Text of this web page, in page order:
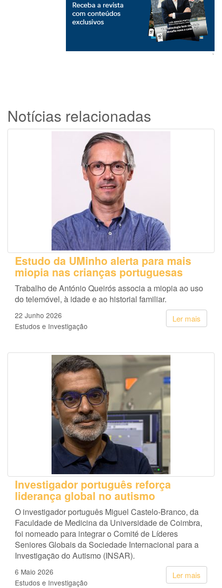
`
Notícias relacionadas
Estudo da UMinho alerta para mais
miopia nas crianças portuguesas
Trabalho de António Queirós associa a miopia ao uso
do telemóvel, à idade e ao historial familiar.
Ler mais
22 Junho 2026
Estudos e Investigação
Investigador português reforça
liderança global no autismo
O investigador português Miguel Castelo-Branco, da
Faculdade de Medicina da Universidade de Coimbra,
foi nomeado para integrar o Comité de Líderes
Seniores Globais da Sociedade Internacional para a
Investigação do Autismo (INSAR).
Ler mais
6 Maio 2026
Estudos e Investigação